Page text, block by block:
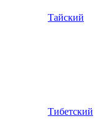
Тайский
Тибетский